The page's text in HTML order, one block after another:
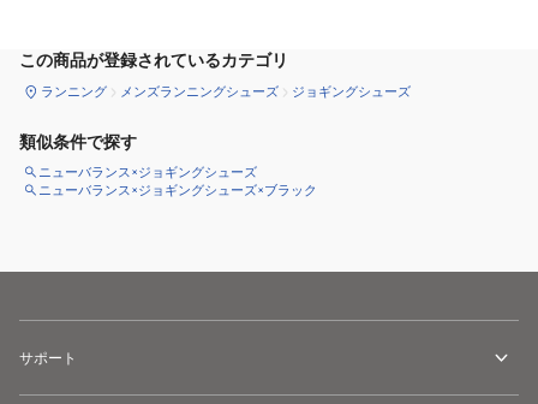
この商品が登録されているカテゴリ
ランニング メンズランニングシューズ ジョギングシューズ
類似条件で探す
ニューバランス×ジョギングシューズ
ニューバランス×ジョギングシューズ×ブラック
サポート